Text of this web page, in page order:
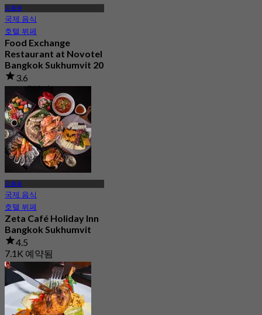
프롬퐁
국제 음식
호텔 뷔페
Food Exchange
Restaurant at Novotel
Bangkok Sukhumvit 20
3.6
210 예약됨
에서฿ 450
프롬퐁
국제 음식
호텔 뷔페
Zeta Café Holiday Inn
Bangkok Sukhumvit
4.5
7.1K 예약됨
에서